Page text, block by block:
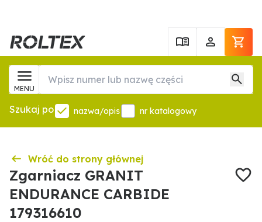
MENU
Szukaj po nazwa/opis nr katalogowy
Wróć do strony głównej
Zgarniacz GRANIT
ENDURANCE CARBIDE
179316610